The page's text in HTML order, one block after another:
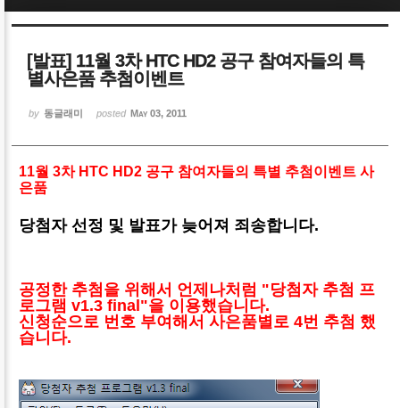
[발표] 11월 3차 HTC HD2 공구 참여자들의 특
별사은품 추첨이벤트
by 동글래미 posted May 03, 2011
11월 3차 HTC HD2 공구 참여자들의 특별 추첨이벤트 사
은품
당첨자 선정 및 발표가 늦어져 죄송합니다.
공정한 추첨을 위해서 언제나처럼 "당첨자 추첨 프
로그램 v1.3 final"을 이용했습니다.
신청순으로 번호 부여해서 사은품별로 4번 추첨 했
습니다.
Sketchbook5, 스케치북5
Sketchbook5, 스케치북5
Sketchbook5, 스케치북5
Sketchbook5, 스케치북5